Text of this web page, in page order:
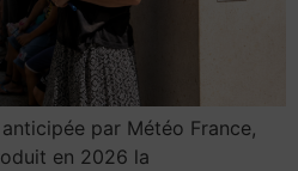
par Météo France,
en 2026 la